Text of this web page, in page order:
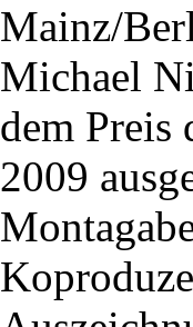
Mainz/
Michael
dem
2009